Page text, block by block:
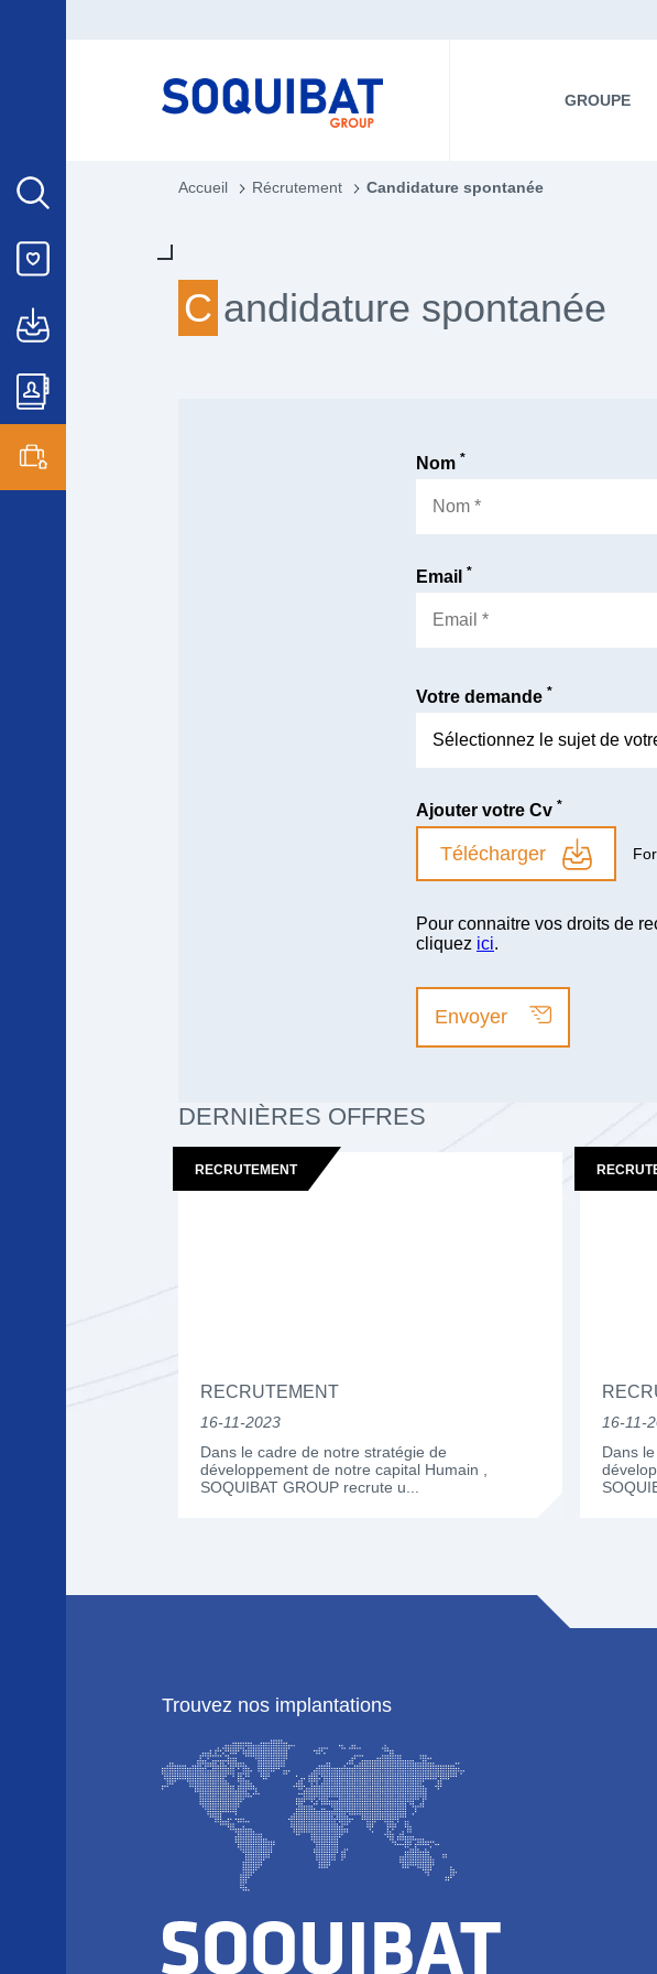
GROUPE
Accueil Récrutement Candidature spontanée
Candidature spontanée
Nom *
Email *
Votre demande *
Ajouter votre Cv *
Télécharger
Pour connaitre vos droits de
cliquez ici.
Envoyer
DERNIÈRES OFFRES
RECRUTEMENT
RECRUTEMENT
16-11-2023
Dans le cadre de notre stratégie de
développement de notre capital Humain ,
SOQUIBAT GROUP recrute u...
16-11-
Dans
Trouvez nos implantations